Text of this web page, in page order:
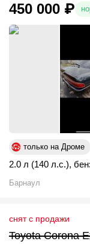
450 000 ₽
только на Дроме
2.0 л (140 л.с.),
Барнаул
снят с продажи
Toyota Corona